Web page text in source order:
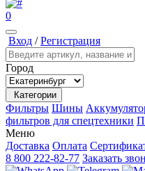
0
Вход /Регистрация
Город
Категории
Фильтры Шины
фильтров для спецтехники
Меню
Доставка Оплата
8 800 222-82-77 Заказать